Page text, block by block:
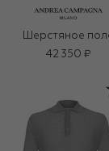
Шерстяное
42 350 ₽